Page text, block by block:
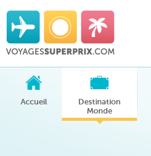
Accueil
Destination
Monde